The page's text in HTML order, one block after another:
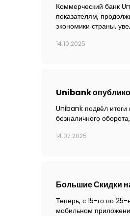
Коммерческий банк
показателям,
экономики страны,
14.10.2025
Unibank
Unibank подвёл итоги
безналичного
14.07.2025
Большие Скидки
Теперь, с 15-го по
мобильном